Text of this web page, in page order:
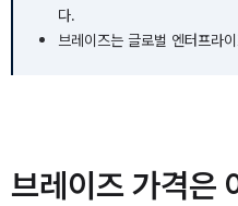
다.
브레이즈는 글로벌 엔터프라
브레이즈 가격은